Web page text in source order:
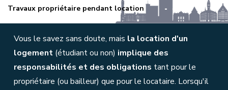
Travaux propriétaire pendant location
Vous le savez sans doute, mais la location d'un
logement (étudiant ou non) implique des
responsabilités et des obligations tant pour le
propriétaire (ou bailleur) que pour le locataire. Lorsqu'il